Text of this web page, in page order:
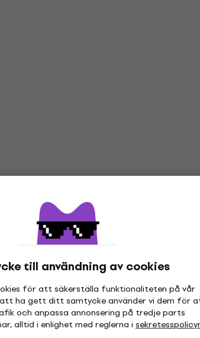
till användning av cookies
för att säkerställa funktionaliteten på vår
ha gett ditt samtycke använder vi dem för
och anpassa annonsering på tredje parts
alltid i enlighet med reglerna i